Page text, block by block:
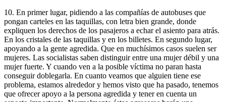
10. En primer lugar, pidiendo a las compañías de autobuses que
pongan carteles en las taquillas, con letra bien grande, donde
expliquen los derechos de los pasajeros a echar el asiento para atrás.
En los cristales de las taquillas y en los billetes. En segundo lugar,
apoyando a la gente agredida. Que en muchísimos casos suelen ser
mujeres. Las socialistas saben distinguir entre una mujer débil y una
mujer fuerte. Y cuando ven a la posible víctima no paran hasta
conseguir doblegarla. En cuanto veamos que alguien tiene ese
problema, estamos alrededor y hemos visto que ha pasado, tenemos
que ofrecer apoyo a la persona agredida y tener en cuenta un